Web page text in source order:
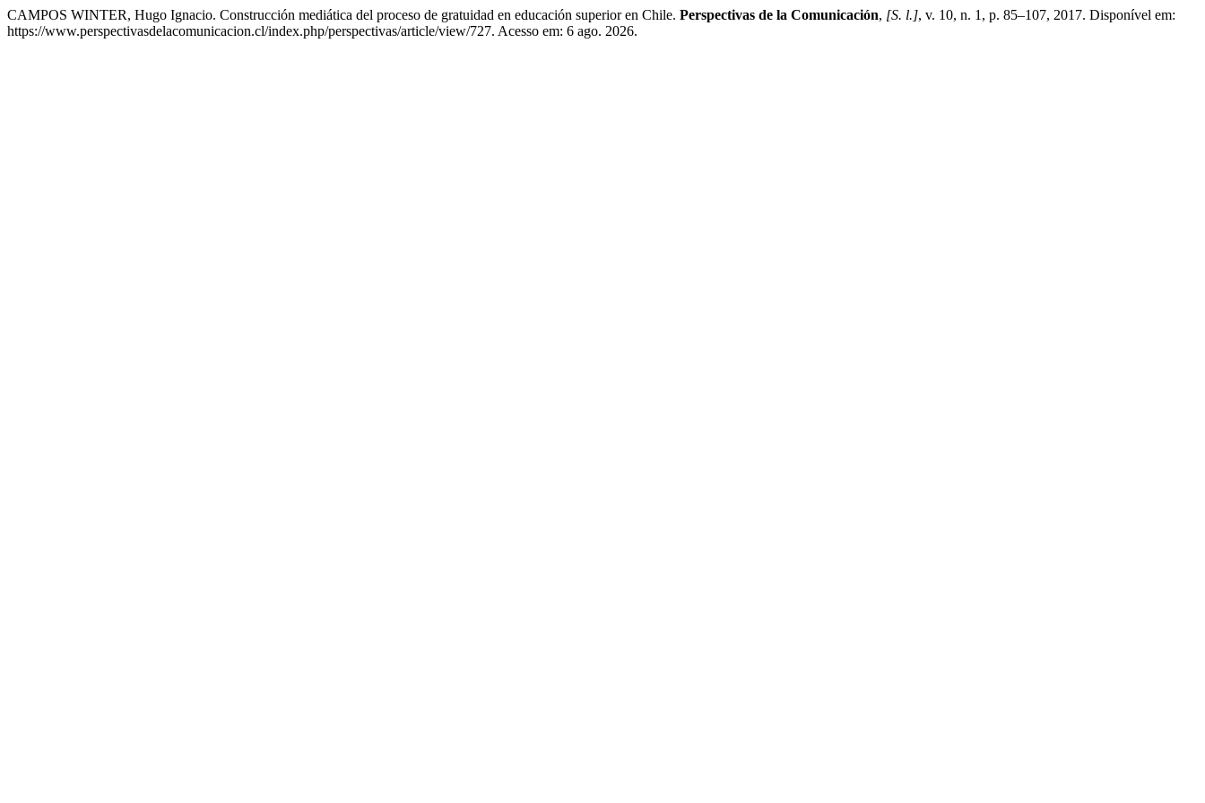
CAMPOS WINTER, Hugo Ignacio. Construcción mediática del proceso de gratuidad en educación superior en Chile. Perspectivas de la Comunicación, [S. l.], v. 10, n. 1, p. 85–107, 2017. Disponível em:
https://www.perspectivasdelacomunicacion.cl/index.php/perspectivas/article/view/727. Acesso em: 6 ago. 2026.